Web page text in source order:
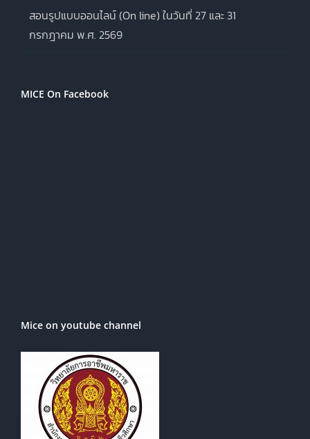
สอนรูปแบบออนไลน์ (On line) ในวันที่ 27 และ 31
กรกฎาคม พ.ศ. 2569
MICE On Facebook
Mice on youtube channel